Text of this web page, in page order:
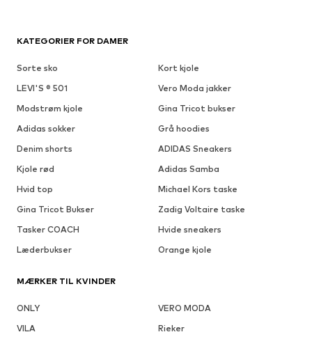
KATEGORIER FOR DAMER
Sorte sko
Kort kjole
LEVI'S ® 501
Vero Moda jakker
Modstrøm kjole
Gina Tricot bukser
Adidas sokker
Grå hoodies
Denim shorts
ADIDAS Sneakers
Kjole rød
Adidas Samba
Hvid top
Michael Kors taske
Gina Tricot Bukser
Zadig Voltaire taske
Tasker COACH
Hvide sneakers
Læderbukser
Orange kjole
MÆRKER TIL KVINDER
ONLY
VERO MODA
VILA
Rieker